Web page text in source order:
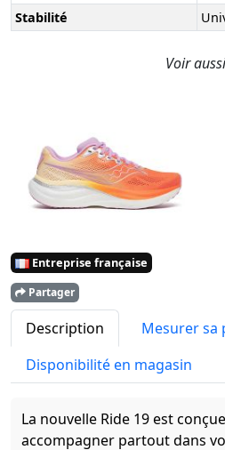
Stabilité
Voir
Entreprise française
Partager
Description
Mesurer sa
Disponibilité en magasin
La nouvelle Ride 19 est
accompagner partout dans